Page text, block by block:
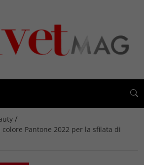
/
Pantone 2022 per la sfilata di